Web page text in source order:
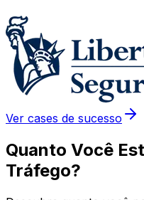
Ver cases de sucesso
Quanto Você
Tráfego?